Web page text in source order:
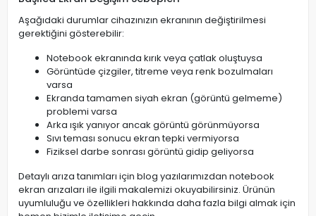
Aşağıdaki durumlar cihazınızın ekranının değiştirilmesi
gerektiğini gösterebilir:
Notebook ekranında kırık veya çatlak oluştuysa
Görüntüde çizgiler, titreme veya renk bozulmaları
varsa
Ekranda tamamen siyah ekran (görüntü gelmeme)
problemi varsa
Arka ışık yanıyor ancak görüntü görünmüyorsa
Sıvı teması sonucu ekran tepki vermiyorsa
Fiziksel darbe sonrası görüntü gidip geliyorsa
Detaylı arıza tanımları için blog yazılarımızdan notebook
ekran arızaları ile ilgili makalemizi okuyabilirsiniz. Ürünün
uyumluluğu ve özellikleri hakkında daha fazla bilgi almak için